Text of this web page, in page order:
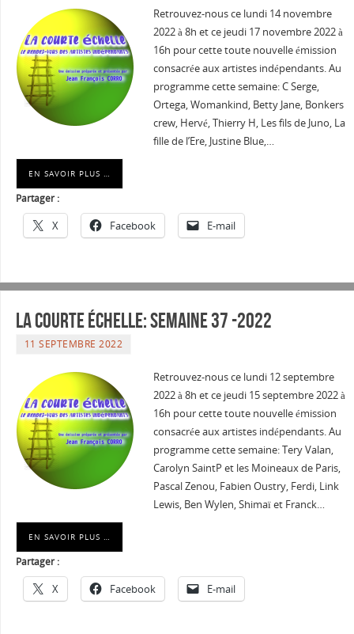
Retrouvez-nous ce lundi 14 novembre
2022 à 8h et ce jeudi 17 novembre 2022 à
16h pour cette toute nouvelle émission
consacrée aux artistes indépendants. Au
programme cette semaine: C Serge,
Ortega, Womankind, Betty Jane, Bonkers
crew, Hervé, Thierry H, Les fils de Juno, La
fille de l’Ere, Justine Blue,…
EN SAVOIR PLUS …
Partager :
X Facebook E-mail
La courte échelle: semaine 37 -2022
11 SEPTEMBRE 2022
Retrouvez-nous ce lundi 12 septembre
2022 à 8h et ce jeudi 15 septembre 2022 à
16h pour cette toute nouvelle émission
consacrée aux artistes indépendants. Au
programme cette semaine: Tery Valan,
Carolyn SaintP et les Moineaux de Paris,
Pascal Zenou, Fabien Oustry, Ferdi, Link
Lewis, Ben Wylen, Shimaï et Franck…
EN SAVOIR PLUS …
Partager :
X Facebook E-mail